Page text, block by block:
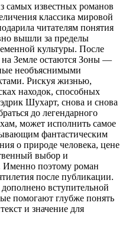
известных романов
классика мировой
читателям понятия
вышли за пределы
культуры. После
на Земле остаются Зоны —
необъяснимыми
Рискуя жизнью,
находок, способных
Шухарт, снова и снова
до легендарного
может исполнить самое
фантастическим
о природе человека, цене
выбор и
поэтому роман
после публикации.
вступительной
помогают глубже понять
и значение для